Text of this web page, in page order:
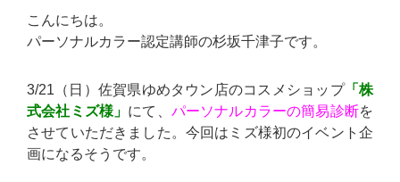
こんにちは。
パーソナルカラー認定講師の杉坂千津子です。
3/21（日）佐賀県ゆめタウン店のコスメショップ「株
式会社ミズ様」 にて、 パーソナルカラーの簡易診断を
させていただきました。今回はミズ様初のイベント企
画になるそうです。